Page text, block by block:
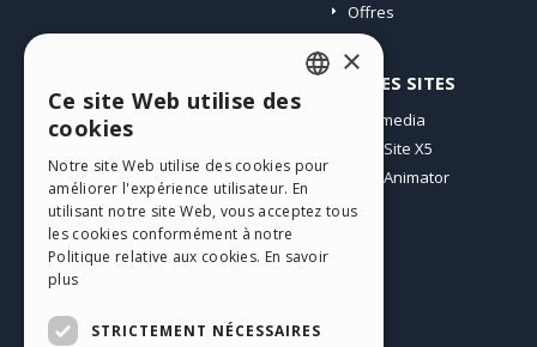
Offres
Mes Messages
Télécharger
Espace Web
Mes Crédits
AUTRES SITES
Incomedia
WebSite X5
WebAnimator
ENGLISH
GERMAN
SPANISH
×
Ce site Web utilise des
cookies
Notre site Web utilise des cookies pour
améliorer l'expérience utilisateur. En
utilisant notre site Web, vous acceptez tous
les cookies conformément à notre
Politique relative aux cookies. En savoir
plus
STRICTEMENT NÉCESSAIRES